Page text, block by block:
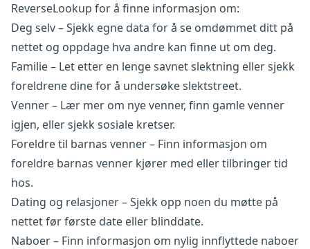
ReverseLookup for å finne informasjon om:
Deg selv – Sjekk egne data for å se omdømmet ditt på
nettet og oppdage hva andre kan finne ut om deg.
Familie – Let etter en lenge savnet slektning eller sjekk
foreldrene dine for å undersøke slektstreet.
Venner – Lær mer om nye venner, finn gamle venner
igjen, eller sjekk sosiale kretser.
Foreldre til barnas venner – Finn informasjon om
foreldre barnas venner kjører med eller tilbringer tid
hos.
Dating og relasjoner – Sjekk opp noen du møtte på
nettet før første date eller blinddate.
Naboer – Finn informasjon om nylig innflyttede naboer